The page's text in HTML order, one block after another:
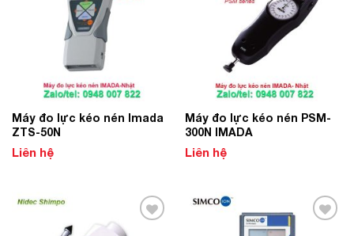
Máy đo lực kéo nén Imada
ZTS-50N
Liên hệ
Máy đo lực kéo nén PSM-
300N IMADA
Liên hệ